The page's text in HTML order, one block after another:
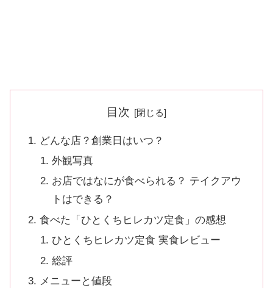
目次
どんな店？創業日はいつ？
外観写真
お店ではなにが食べられる？ テイクアウ
トはできる？
食べた「ひとくちヒレカツ定食」の感想
ひとくちヒレカツ定食 実食レビュー
総評
メニューと値段